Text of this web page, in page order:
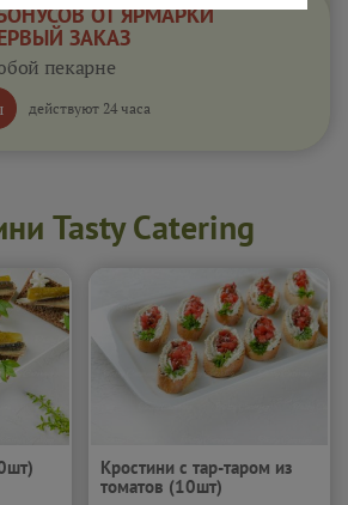
ОТ ЯРМАРКИ
ЗАКАЗ
пекарне
действуют 24 часа
Tasty Catering
Кростини с тар-таром из
томатов (10шт)